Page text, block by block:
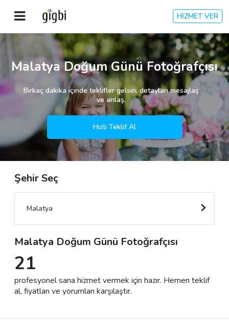
HİZMET VER
Anasayfa
Kayıt Ol
Kategoriler
🎈 Biz Kimiz?
🌟 Müşteri Değerlendirmeleri
Destek
İletişim
Malatya Doğum Günü Fotoğrafçısı
Birkaç dakika içinde teklifler gelsin, detayları mesajlaş
ve anlaş.
Hızlı Teklif Al
Şehir Seç
Malatya
Malatya Doğum Günü Fotoğrafçısı
21
profesyonel sana hizmet vermek için hazır. Hemen teklif
al, fiyatları ve yorumları karşılaştır.